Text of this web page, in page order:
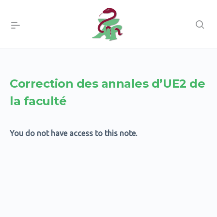
Correction des annales d’UE2 de
la faculté
You do not have access to this note.